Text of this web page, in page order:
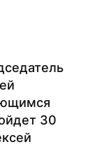
30